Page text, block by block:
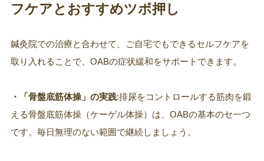
フケアとおすすめツボ押し
鍼灸院での治療と合わせて、ご自宅でもできるセルフケアを
取り入れることで、OABの症状緩和をサポートできます。
・「骨盤底筋体操」の実践:排尿をコントロールする筋肉を鍛
える骨盤底筋体操（ケーゲル体操）は、OABの基本のセ一つ
です。毎日無理のない範囲で継続しましょう。